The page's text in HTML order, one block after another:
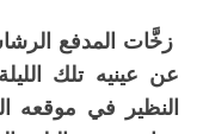
زخَّات المدفع
عن عينيه تلك
النظير في موقعه